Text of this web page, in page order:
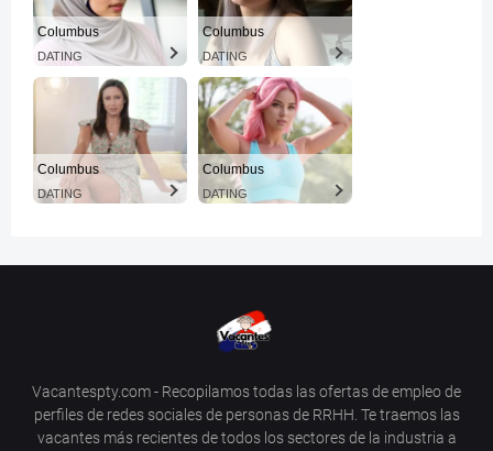
Columbus
DATING
Columbus
DATING
Columbus
DATING
Columbus
DATING
Vacantespty.com - Recopilamos todas las ofertas de empleo de
perfiles de redes sociales de personas de RRHH. Te traemos las
vacantes más recientes de todos los sectores de la industria a